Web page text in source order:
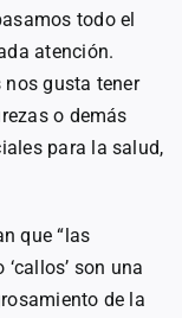
todo el
atención.
gusta tener
o demás
para la salud,
que “las
son una
de la